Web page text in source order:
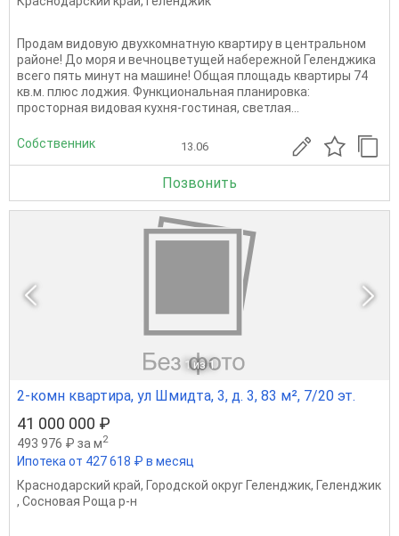
Продам видовую двухкомнатную квартиру в центральном
районе! До моря и вечноцветущей набережной Геленджика
всего пять минут на машине! Общая площадь квартиры 74
кв.м. плюс лоджия. Функциональная планировка:
просторная видовая кухня-гостиная, светлая...
Собственник 13.06
Позвонить
1 из 1
2-комн квартира, ул Шмидта, 3, д. 3, 83 м², 7/20 эт.
41 000 000 ₽
493 976 ₽ за м2
Ипотека от 427 618 ₽ в месяц
Краснодарский край, Городской округ Геленджик, Геленджик
, Сосновая Роща р-н